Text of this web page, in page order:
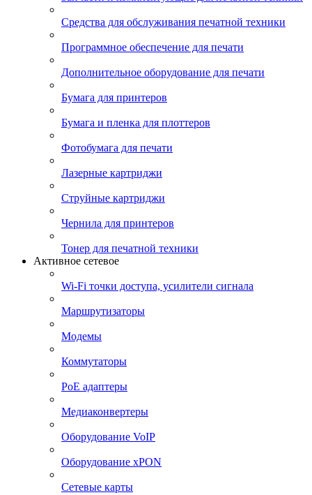
Средства для обслуживания печатной техники
Программное обеспечение для печати
Дополнительное оборудование для печати
Бумага для принтеров
Бумага и пленка для плоттеров
Фотобумага для печати
Лазерные картриджи
Струйные картриджи
Чернила для принтеров
Тонер для печатной техники
Активное сетевое
Wi-Fi точки доступа, усилители сигнала
Маршрутизаторы
Модемы
Коммутаторы
PoE адаптеры
Медиаконвертеры
Оборудование VoIP
Оборудование xPON
Сетевые карты